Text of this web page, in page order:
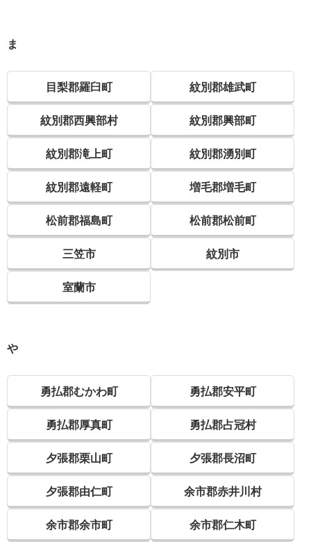
ま
目梨郡羅臼町 紋別郡雄武町
紋別郡西興部村 紋別郡興部町
紋別郡滝上町 紋別郡湧別町
紋別郡遠軽町 増毛郡増毛町
松前郡福島町 松前郡松前町
三笠市 紋別市
室蘭市
や
勇払郡むかわ町 勇払郡安平町
勇払郡厚真町 勇払郡占冠村
夕張郡栗山町 夕張郡長沼町
夕張郡由仁町 余市郡赤井川村
余市郡余市町 余市郡仁木町